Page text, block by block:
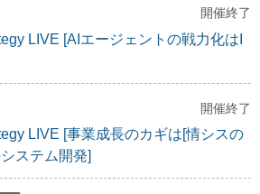
開催終了
LIVE [AIエージェントの戦力化はI
開催終了
LIVE [事業成長のカギは[情シスの
ステム開発]